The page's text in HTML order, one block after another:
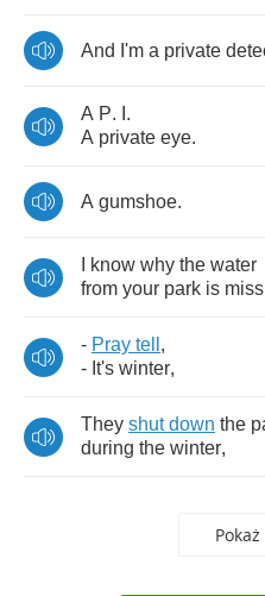
And I'm a private
A P. .
A private eye.
A gumshoe.
know why the water
from your park is
- Pray tell ,
- It's winter,
They shut down the
during the winter,